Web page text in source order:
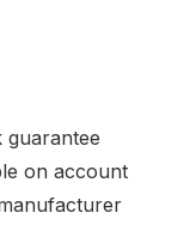
guarantee
on account